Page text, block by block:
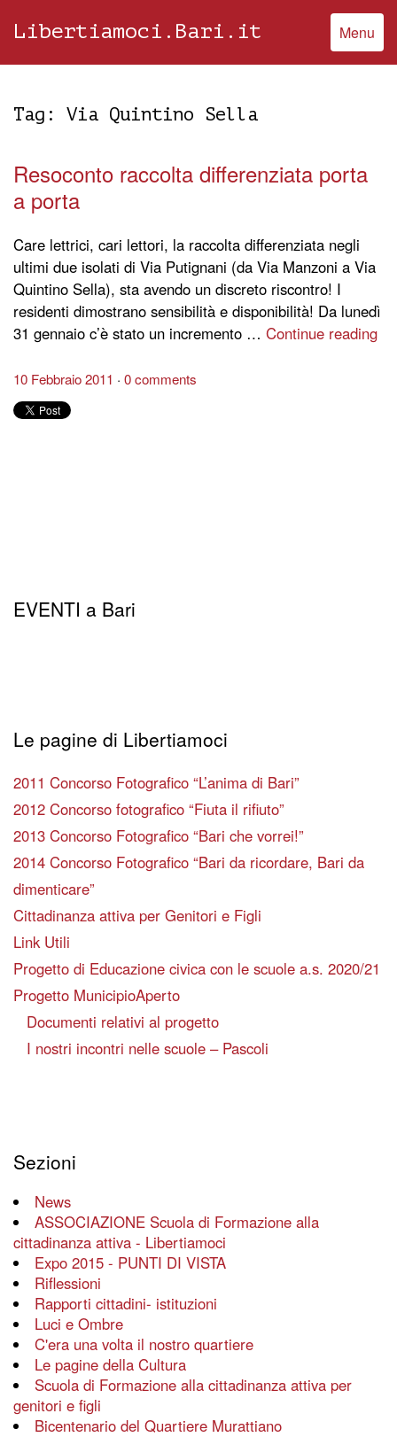
Libertiamoci.Bari.it Menu
Tag: Via Quintino Sella
Resoconto raccolta differenziata porta
a porta
Care lettrici, cari lettori, la raccolta differenziata negli
ultimi due isolati di Via Putignani (da Via Manzoni a Via
Quintino Sella), sta avendo un discreto riscontro! I
residenti dimostrano sensibilità e disponibilità! Da lunedì
31 gennaio c’è stato un incremento … Continue reading
10 Febbraio 2011 0 comments
EVENTI a Bari
Le pagine di Libertiamoci
2011 Concorso Fotografico “L’anima di Bari”
2012 Concorso fotografico “Fiuta il rifiuto”
2013 Concorso Fotografico “Bari che vorrei!”
2014 Concorso Fotografico “Bari da ricordare, Bari da
dimenticare”
Cittadinanza attiva per Genitori e Figli
Link Utili
Progetto di Educazione civica con le scuole a.s. 2020/21
Progetto MunicipioAperto
Documenti relativi al progetto
I nostri incontri nelle scuole – Pascoli
Sezioni
News
ASSOCIAZIONE Scuola di Formazione alla
cittadinanza attiva - Libertiamoci
Expo 2015 - PUNTI DI VISTA
Riflessioni
Rapporti cittadini- istituzioni
Luci e Ombre
C'era una volta il nostro quartiere
Le pagine della Cultura
Scuola di Formazione alla cittadinanza attiva per
genitori e figli
Bicentenario del Quartiere Murattiano